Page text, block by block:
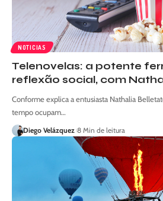
NOTICIAS
Telenovelas: a potente
reflexão social, com
Conforme explica a entusiasta Nathalia
tempo ocupam…
Diego Velázquez 8 Min de leitura